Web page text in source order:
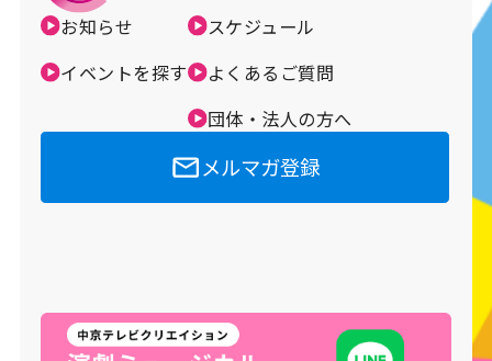
お知らせ
イベントを探す
スケジュール
よくあるご質問
団体・法人の方へ
メルマガ登録